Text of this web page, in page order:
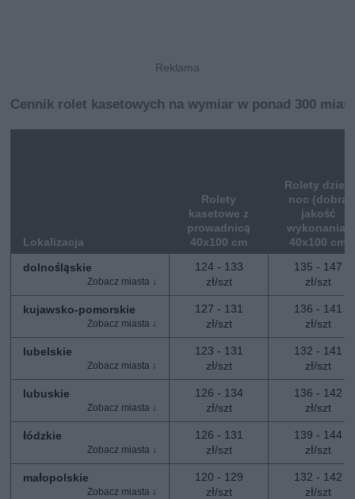
Cennik rolet kasetowych na wymiar w ponad 300
Lokalizacja
Rolety
kasetowe z
prowadnicą
40x100 cm
Rolety dzień
noc (dobra
jakość
wykonania)
40x100 cm
dolnośląskie
124 - 133
zł/szt
135 - 147
zł/szt
kujawsko-pomorskie
127 - 131
zł/szt
136 - 141
zł/szt
lubelskie
123 - 131
zł/szt
132 - 141
zł/szt
lubuskie
126 - 134
zł/szt
136 - 142
zł/szt
łódzkie
126 - 131
zł/szt
139 - 144
zł/szt
małopolskie
120 - 129
zł/szt
132 - 142
zł/szt